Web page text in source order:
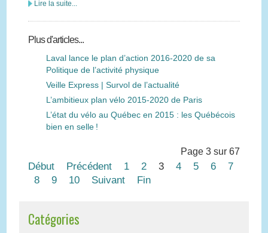
Lire la suite...
Plus d'articles...
Laval lance le plan d’action 2016-2020 de sa
Politique de l’activité physique
Veille Express | Survol de l’actualité
L’ambitieux plan vélo 2015-2020 de Paris
L’état du vélo au Québec en 2015 : les Québécois
bien en selle !
Page 3 sur 67
Début Précédent 1 2 3 4 5 6
7
8
9 10 Suivant Fin
Catégories